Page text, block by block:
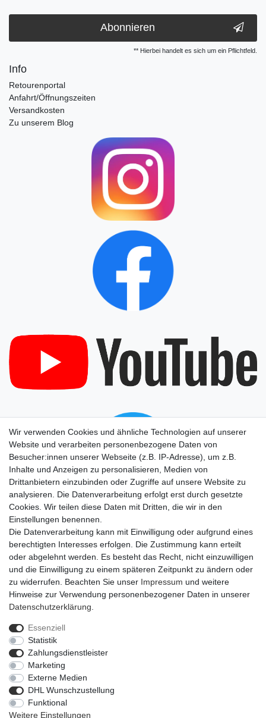
Abonnieren
** Hierbei handelt es sich um ein Pflichtfeld.
Info
Retourenportal
Anfahrt/Öffnungszeiten
Versandkosten
Zu unserem Blog
Impressum
Barrierefreiheitserklärung
Vertrag widerrufen
Wir verwenden Cookies und ähnliche Technologien auf unserer
Website und verarbeiten personenbezogene Daten von
Besucher:innen unserer Webseite (z.B. IP-Adresse), um z.B.
Inhalte und Anzeigen zu personalisieren, Medien von
Drittanbietern einzubinden oder Zugriffe auf unsere Website zu
analysieren. Die Datenverarbeitung erfolgt erst durch gesetzte
Cookies. Wir teilen diese Daten mit Dritten, die wir in den
Einstellungen benennen.
Die Datenverarbeitung kann mit Einwilligung oder aufgrund eines
berechtigten Interesses erfolgen. Die Zustimmung kann erteilt
oder abgelehnt werden. Es besteht das Recht, nicht einzuwilligen
und die Einwilligung zu einem späteren Zeitpunkt zu ändern oder
zu widerrufen. Beachten Sie unser Impressum und weitere
Hinweise zur Verwendung personenbezogener Daten in unserer
Daten­schutz­erklärung
Essenziell
Statistik
Zahlungsdienstleister
Marketing
Externe Medien
DHL Wunschzustellung
Funktional
Weitere Einstellungen